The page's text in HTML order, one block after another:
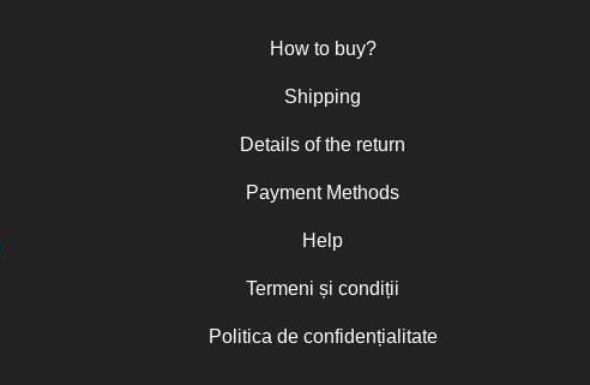
How to buy?
Shipping
Details of the return
Payment Methods
Help
Termeni și condiții
Politica de confidențialitate